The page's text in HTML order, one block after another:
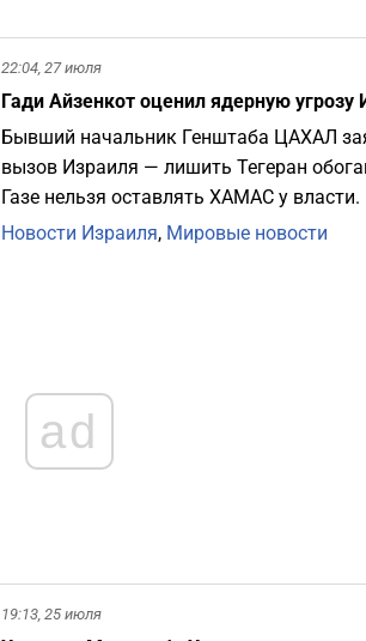
22:04, 27 июля
Гади Айзенкот оценил ядерную
Бывший начальник Генштаба ЦАХАЛ
вызов Израиля — лишить Тегеран
Газе нельзя оставлять ХАМАС у власти.
Новости Израиля, Мировые новости
ad
19:13, 25 июля